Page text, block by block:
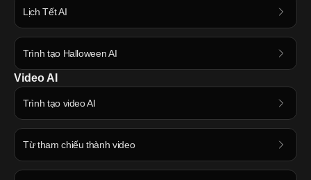
Lịch Tết AI
Trình tạo Halloween AI
Video AI
Trình tạo video AI
Từ tham chiếu thành video